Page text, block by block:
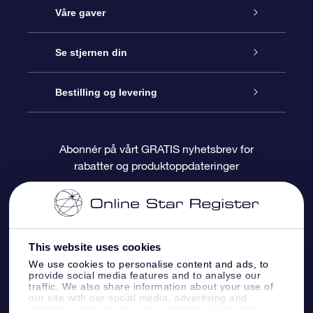
This website uses cookies
We use cookies to personalise content and ads, to
provide social media features and to analyse our
traffic. We also share information about your use of
our site with our social media, advertising and
Kundeservice
Kontakt oss
Bloggen
Anmeldelser
Våre gaver
Online Stjernegave
OSR Gavepakke
OSR-gavekortet
Bedriftsgaver
Se stjernen din
Star Register
Pesontilpasset stjerneside
One Million Stars
OSR Starsaver
Fly me to the Stars VR-app
Bestilling og levering
Betalingsinformasjon
Fraktinformasjon
Returpolicy
Stjernebildene
Abonnér på vårt GRATIS nyhetsbrev for
rabatter og produktoppdateringer